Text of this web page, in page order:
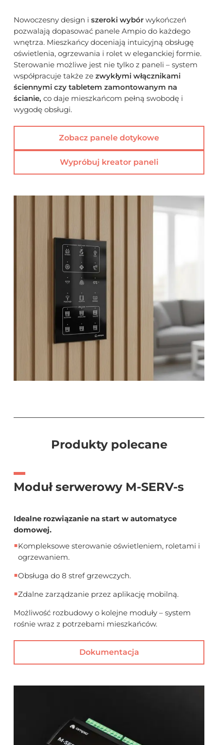
Nowoczesny design i szeroki wybór wykończeń
pozwalają dopasować panele Ampio do każdego
wnętrza. Mieszkańcy doceniają intuicyjną obsługę
oświetlenia, ogrzewania i rolet w eleganckiej formie.
Sterowanie możliwe jest nie tylko z paneli – system
współpracuje także ze zwykłymi włącznikami
ściennymi czy tabletem zamontowanym na
ścianie, co daje mieszkańcom pełną swobodę i
wygodę obsługi.
Zobacz panele dotykowe
Wypróbuj kreator paneli
Produkty polecane
Moduł serwerowy M-SERV-s
Idealne rozwiązanie na start w automatyce
domowej.
■Kompleksowe sterowanie oświetleniem, roletami i
ogrzewaniem.
■Obsługa do 8 stref grzewczych.
■Zdalne zarządzanie przez aplikację mobilną.
Możliwość rozbudowy o kolejne moduły – system
rośnie wraz z potrzebami mieszkańców.
Dokumentacja